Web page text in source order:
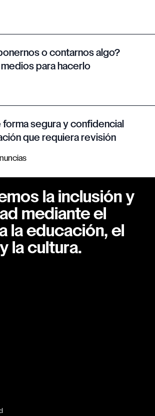
o contarnos algo?
medios para hacerlo
forma segura y confidencial
que requiera revisión
la inclusión y
mediante el
la educación, el
la cultura.